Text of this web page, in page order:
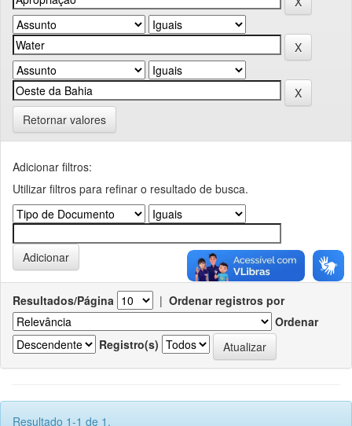
Retornar valores
Adicionar filtros:
Utilizar filtros para refinar o resultado de busca.
Resultados/Página | Ordenar registros por
Ordenar
Registro(s)
Resultado 1-1 de 1.